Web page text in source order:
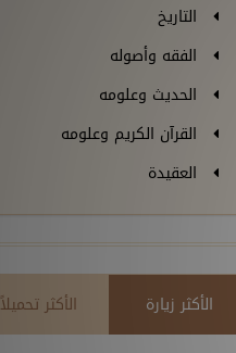
التاريخ
الفقه وأصوله
الحديث وعلومه
القرآن الكريم وعلومه
العقيدة
الأكثر زيارة الأكثر تحميلاً